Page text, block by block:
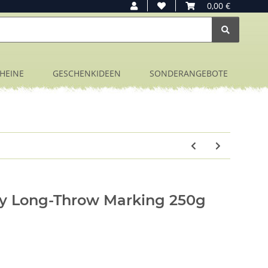
0,00 €
GESCHENKIDEEN SONDERANGEBOTE
Long-Throw Marking 250g